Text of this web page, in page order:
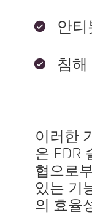
안
침
이러한
은 EDR
협으로
있는 기
의 효율